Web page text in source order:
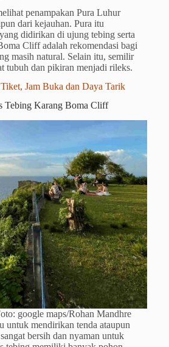
penampakan Pura Luhur
dari kejauhan. Pura itu
didirikan di ujung tebing serta
Cliff adalah rekomendasi bagi
masih natural. Selain itu, semilir
tubuh dan pikiran menjadi rileks.
Jam Buka dan Daya Tarik
Tebing Karang Boma Cliff
google maps/Rohan Mandhre
untuk mendirikan tenda ataupun
bersih dan nyaman untuk